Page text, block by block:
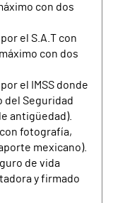
con dos
el S.A.T con
con dos
el IMSS donde
del Seguridad
antigüedad).
fotografía,
mexicano).
de vida
y firmado